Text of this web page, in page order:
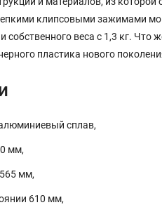
клипсовыми зажимами
собственного веса с 1,3 кг. Что
пластика нового
сплав,
мм,
мм,
610 мм,